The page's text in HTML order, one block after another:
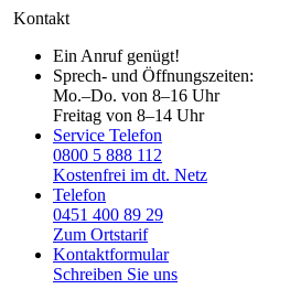
Kontakt
Ein Anruf genügt!
Sprech- und Öffnungszeiten:
Mo.–Do. von 8–16 Uhr
Freitag von 8–14 Uhr
Service Telefon
0800 5 888 112
Kostenfrei im dt. Netz
Telefon
0451 400 89 29
Zum Ortstarif
Kontaktformular
Schreiben Sie uns